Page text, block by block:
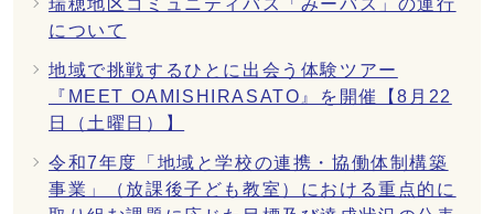
について
地域で挑戦するひとに出会う体験ツアー
『MEET OAMISHIRASATO』を開催【8月22
日（土曜日）】
令和7年度「地域と学校の連携・協働体制構築
事業」（放課後子ども教室）における重点的に